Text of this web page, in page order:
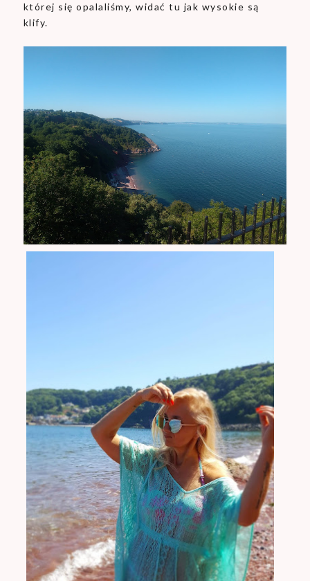
której się opalaliśmy, widać tu jak wysokie są
klify.